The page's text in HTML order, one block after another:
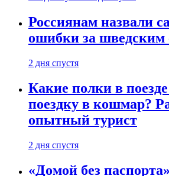
Россиянам назвали
ошибки за шведским
2 дня спустя
Какие полки в
поездку в кошмар?
опытный турист
2 дня спустя
«Домой без